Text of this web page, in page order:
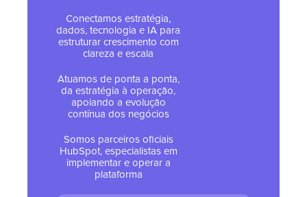
Conectamos estratégia,
dados, tecnologia e IA para
estruturar crescimento com
clareza e escala
Atuamos de ponta a ponta,
da estratégia à operação,
apoiando a evolução
contínua dos negócios
Somos parceiros oficiais
HubSpot, especialistas em
implementar e operar a
plataforma